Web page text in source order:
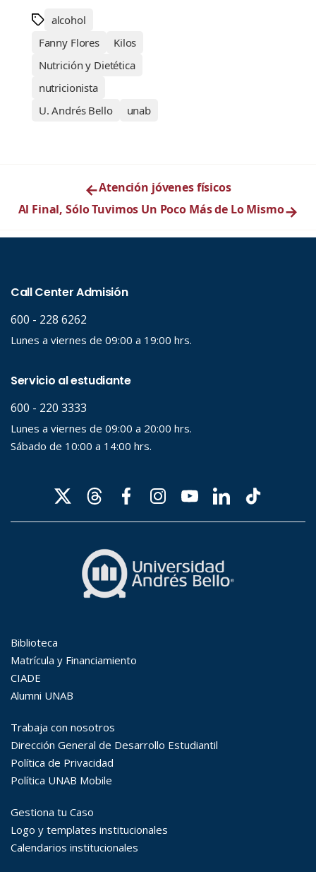
alcohol
Fanny Flores
Kilos
Nutrición y Dietética
nutricionista
U. Andrés Bello
unab
←Atención jóvenes físicos
Al Final, Sólo Tuvimos Un Poco Más de Lo Mismo→